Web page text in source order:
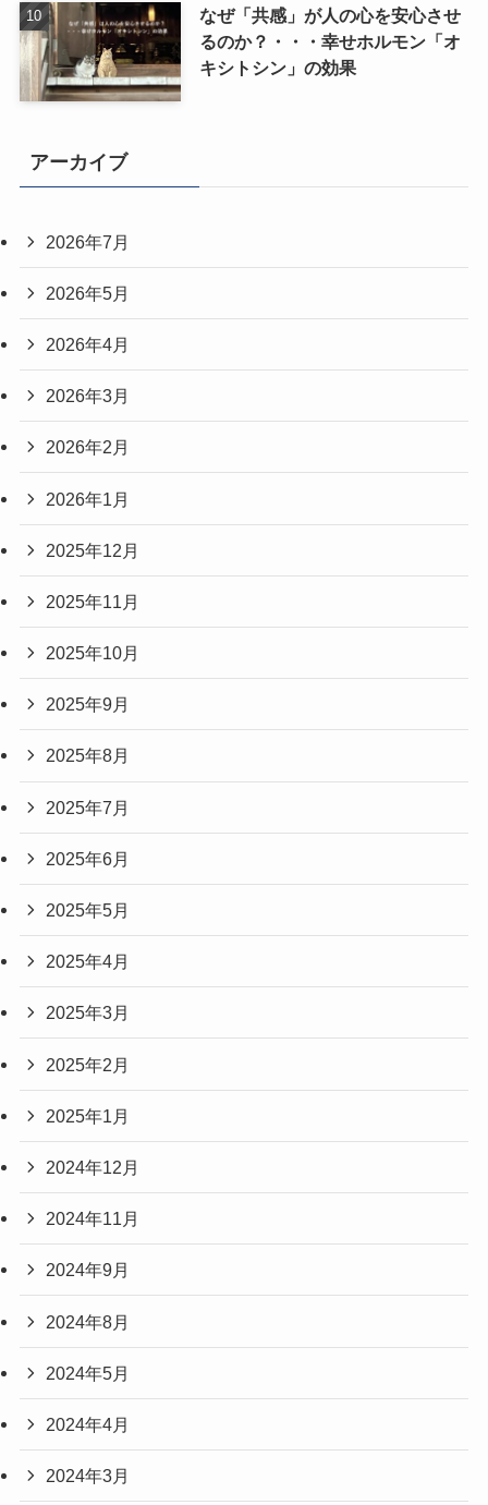
なぜ「共感」が人の心を安心させ
るのか？・・・幸せホルモン「オ
キシトシン」の効果
アーカイブ
2026年7月
2026年5月
2026年4月
2026年3月
2026年2月
2026年1月
2025年12月
2025年11月
2025年10月
2025年9月
2025年8月
2025年7月
2025年6月
2025年5月
2025年4月
2025年3月
2025年2月
2025年1月
2024年12月
2024年11月
2024年9月
2024年8月
2024年5月
2024年4月
2024年3月